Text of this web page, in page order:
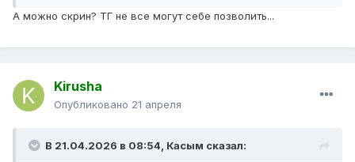
А можно скрин? ТГ не все могут себе позволить...
Kirusha
Опубликовано 21 апреля
В 21.04.2026 в 08:54, Касым сказал: